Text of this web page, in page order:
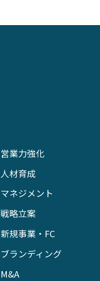
営業力強化
人材育成
マネジメント
戦略立案
新規事業・FC
ブランディング
M&A